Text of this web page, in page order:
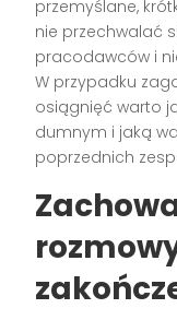
przemyślane,
nie przechwalać
pracodawców i
W przypadku
osiągnięć warto
dumnym i jaką
poprzednich